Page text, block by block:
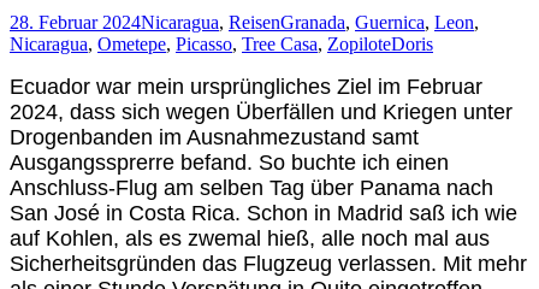
28. Februar 2024Nicaragua, ReisenGranada, Guernica, Leon,
Nicaragua, Ometepe, Picasso, Tree Casa, ZopiloteDoris
Ecuador war mein ursprüngliches Ziel im Februar
2024, dass sich wegen Überfällen und Kriegen unter
Drogenbanden im Ausnahmezustand samt
Ausgangssprerre befand. So buchte ich einen
Anschluss-Flug am selben Tag über Panama nach
San José in Costa Rica. Schon in Madrid saß ich wie
auf Kohlen, als es zwemal hieß, alle noch mal aus
Sicherheitsgründen das Flugzeug verlassen. Mit mehr